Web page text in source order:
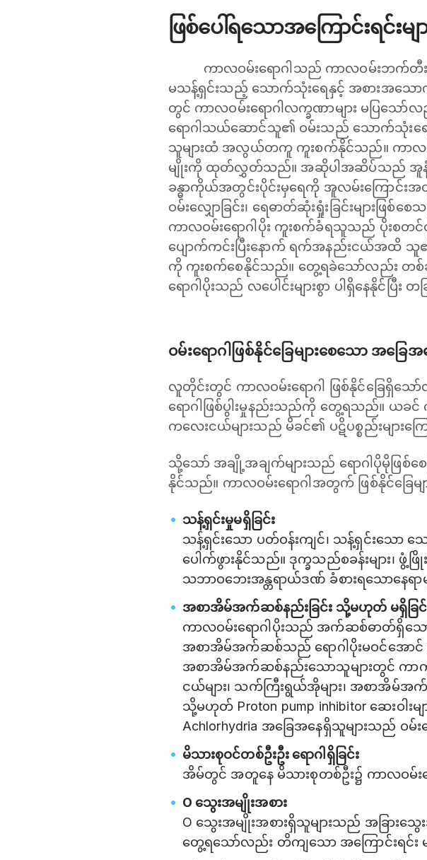
ဖြစ်ပေါ်ရသောအကြောင်းရင်းမျ
ကာလဝမ်းရောဂါသည် ကာလဝမ်းဘက်တီး
မသန့်ရှင်းသည့် သောက်သုံးရေနှင့် အစားအသေ
တွင် ကာလဝမ်းရောဂါလက္ခဏာများ မပြသ
ရောဂါသယ်ဆောင်သူ၏ ဝမ်းသည် သောက်သုံးရ
သူများထံ အလွယ်တကူ ကူးစက်နိုင်သည်။ ကာလဝ
မျိုးကို ထုတ်လွှတ်သည်။ အဆိုပါအဆိပ်သည် အူနံရံရှိ
ခန္ဓာကိုယ်အတွင်းပိုင်းမှရေကို အူလမ်းကြောင်း
ဝမ်းလျှောခြင်း၊ ရေဓာတ်ဆုံးရှုံးခြင်းများဖြစ်စေ
ကာလဝမ်းရောဂါပိုး ကူးစက်ခံရသူသည် ပိုးစတ
ပျောက်ကင်းပြီးနောက် ရက်အနည်းငယ်အထိ သူ၏ဝ
ကို ကူးစက်စေနိုင်သည်။ တွေ့ရခဲသော်လည်း တစ်ခ
ရောဂါပိုးသည် လပေါင်းများစွာ ပါရှိနေနိုင်ပြီး
ဝမ်းရောဂါဖြစ်နိုင်ခြေများစေသော အခြေအန
လူတိုင်းတွင် ကာလဝမ်းရောဂါ ဖြစ်နိုင်ခြေရှိ
ရောဂါဖြစ်ပွါးမှုနည်းသည်ကို တွေ့ရသည်။ ယခင်
ကလေးငယ်များသည် မိခင်၏ ပဋိပစ္စည်းများက
သို့သော် အချို့အချက်များသည် ရောဂါပိုမိုဖြစ်စေ
နိုင်သည်။ ကာလဝမ်းရောဂါအတွက် ဖြစ်နိုင်ခြေမ
သန့်ရှင်းမှုမရှိခြင်း
သန့်ရှင်းသော ပတ်ဝန်းကျင်၊ သန့်ရှင်းသော သ
ပေါက်ဖွားနိုင်သည်။ ဒုက္ခသည်စခန်းများ၊ ဖွံ့ဖ
သဘာဝဘေးအန္တရာယ်ဒဏ် ခံစားရသောနေရာ
အစာအိမ်အက်ဆစ်နည်းခြင်း သို့မဟုတ် မရှိခြင်
ကာလဝမ်းရောဂါပိုးသည် အက်ဆစ်ဓာတ်ရှိသေ
အစာအိမ်အက်ဆစ်သည် ရောဂါပိုးမဝင်အောင်
အစာအိမ်အက်ဆစ်နည်းသောသူများတွင် ကာကွ
ငယ်များ၊ သက်ကြီးရွယ်အိုများ၊ အစာအိမ်အက်ဆ
သို့မဟုတ် Proton pump inhibitor ဆေးဝါ
Achlorhydria အခြေအနေရှိသူများသည် ဝမ်းရ
မိသားစုဝင်တစ်ဦးဦး ရောဂါရှိခြင်း
အိမ်တွင် အတူနေ မိသားစုတစ်ဦး၌ ကာလဝမ်းရ
O သွေးအမျိုးအစား
O သွေးအမျိုးအစားရှိသူများသည် အခြားသွေ
တွေ့ရသော်လည်း တိကျသော အကြောင်းရင်း မ